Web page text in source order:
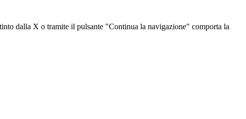
dalla X o tramite il pulsante "Continua la navigazione" comporta la